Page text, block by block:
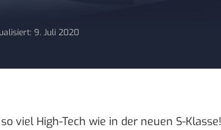
9. Juli 2020
viel High-Tech wie in der neuen S-Klasse!